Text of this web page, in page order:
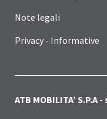
Note legali
Privacy - Informative
ATB MOBILITA’